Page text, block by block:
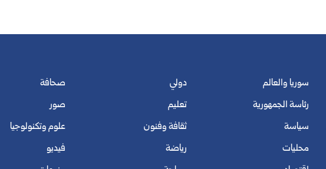
سوريا والعالم
رئاسة الجمهورية
سياسة
محليات
دولي
تعليم
ثقافة وفنون
رياضة
صحافة
صور
علوم وتكنولوجيا
فيديو